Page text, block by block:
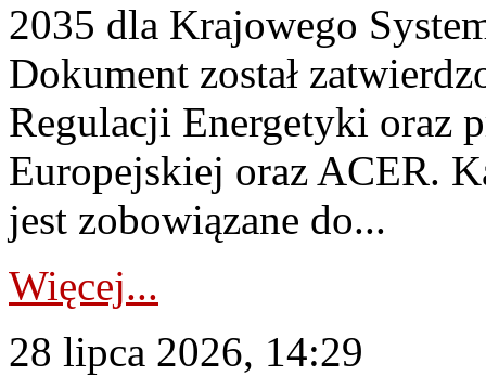
2035 dla Krajowego
Dokument został
Regulacji Energetyki oraz
Europejskiej oraz ACER.
jest zobowiązane do...
Więcej...
28 lipca 2026, 14:29